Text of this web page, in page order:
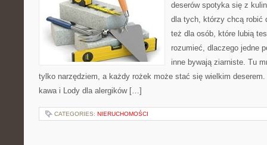
deserów spotyka się z
dla tych, którzy chcą robić
też dla osób, które lubią
rozumieć, dlaczego jedne
inne bywają ziarniste. Tu
tylko narzędziem, a każdy rożek może stać się wielkim
kawa i Lody dla alergików […]
CATEGORIES: NIERUCHOMOŚCI